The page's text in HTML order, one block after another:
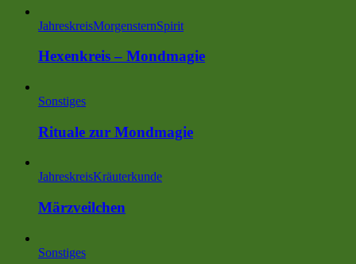
JahreskreisMorgensternSpirit
Hexenkreis – Mondmagie
Sonstiges
Rituale zur Mondmagie
JahreskreisKräuterkunde
Märzveilchen
Sonstiges